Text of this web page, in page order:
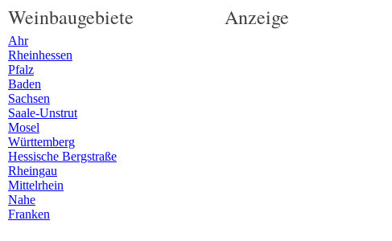
Weinbaugebiete
Ahr
Rheinhessen
Pfalz
Baden
Sachsen
Saale-Unstrut
Mosel
Württemberg
Hessische Bergstraße
Rheingau
Mittelrhein
Nahe
Franken
Anzeige